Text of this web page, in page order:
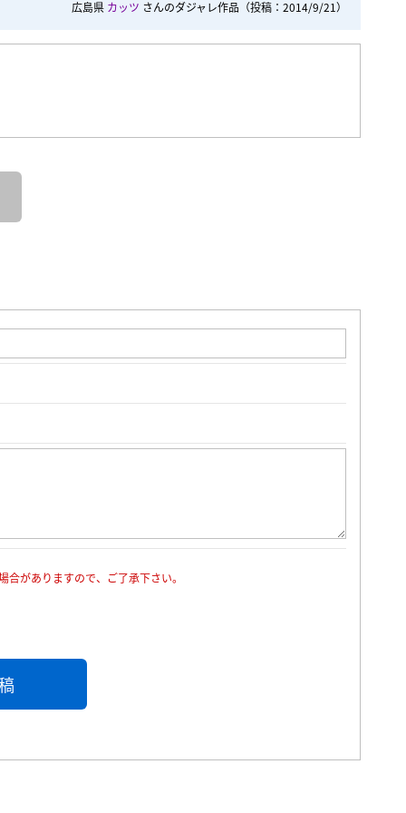
広島県 カッツ さんのダジャレ作品 （投稿：2014/9/21）
がありますので、ご了承下さい。